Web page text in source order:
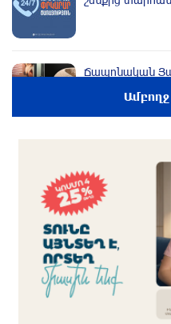
Ճապոնական
օգոստոսի 30-ը
Որոնվում է
վարույթի
Փաշինյանն ու
ունեցել
Ամբողջ